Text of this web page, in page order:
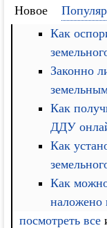
Новое
Как
Законно
Как
ДДУ
Как
Как
наложено
посмотреть все